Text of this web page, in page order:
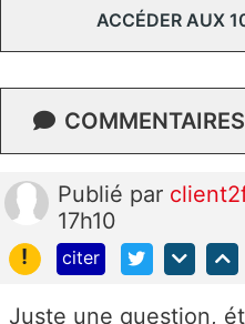
ACCÉDER AUX
Publié par
17h10
!
citer
Juste une question,